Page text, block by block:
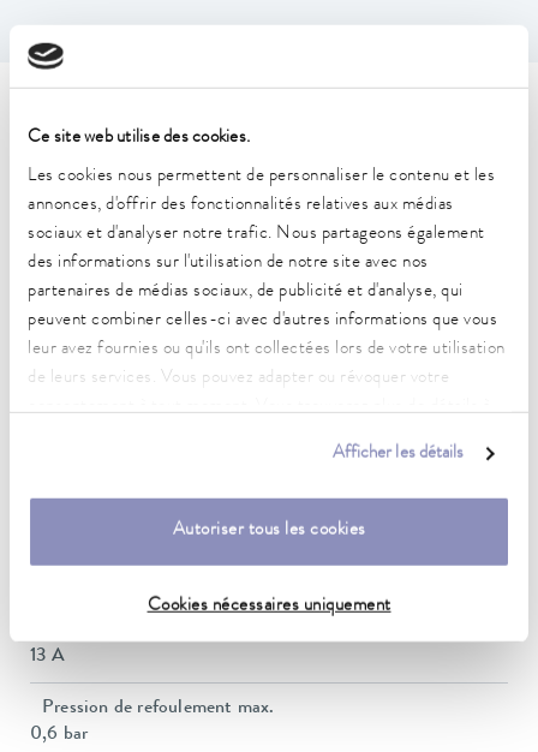
Ce site web utilise des cookies.
Les cookies nous permettent de personnaliser le contenu et les
annonces, d'offrir des fonctionnalités relatives aux médias
sociaux et d'analyser notre trafic. Nous partageons également
des informations sur l'utilisation de notre site avec nos
partenaires de médias sociaux, de publicité et d'analyse, qui
peuvent combiner celles-ci avec d'autres informations que vous
leur avez fournies ou qu'ils ont collectées lors de votre utilisation
de leurs services. Vous pouvez adapter ou révoquer votre
Afficher les détails
Autoriser tous les cookies
Cookies nécessaires uniquement
Caractéristiques techniques
(selon DIN 12876)
Plage de température de fonctionnement
-25 ... 200 °C
Plage de température ambiante
5 ... 40 °C
2.6 kW
13 A
Pression de refoulement max.
0,6 bar